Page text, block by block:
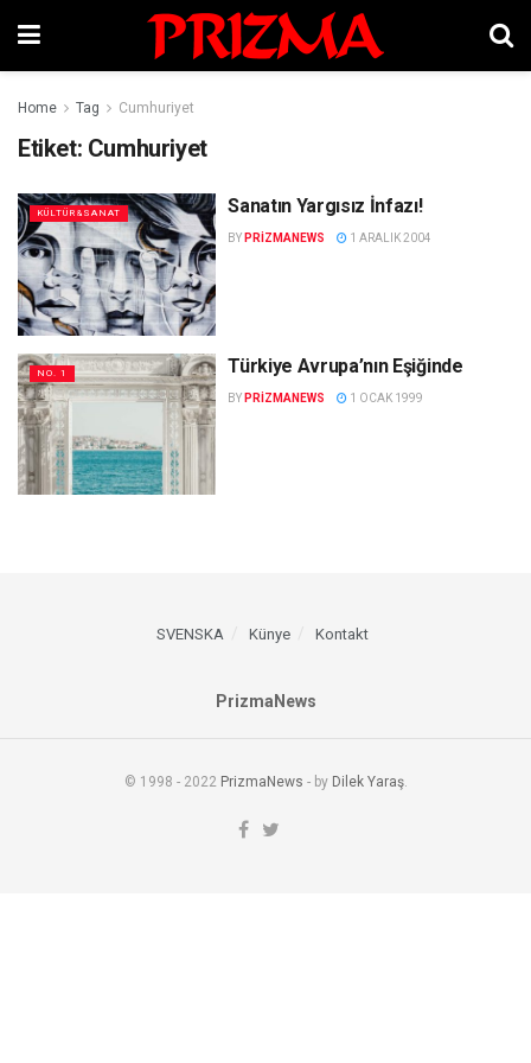
Home Tag Cumhuriyet
Etiket: Cumhuriyet
KÜLTÜR&SANAT Sanatın Yargısız İnfazı!
BY PRIZMANEWS 1 ARALIK 2004
NO. 1 Türkiye Avrupa’nın Eşiğinde
BY PRIZMANEWS 1 OCAK 1999
SVENSKA Künye Kontakt
PrizmaNews
© 1998 - 2022 PrizmaNews - by Dilek Yaraş.